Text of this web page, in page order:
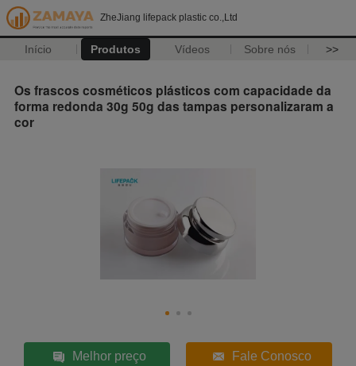
ZheJiang lifepack plastic co.,Ltd
Início Produtos Vídeos Sobre nós >>
Os frascos cosméticos plásticos com capacidade da
forma redonda 30g 50g das tampas personalizaram a
cor
Melhor preço Fale Conosco